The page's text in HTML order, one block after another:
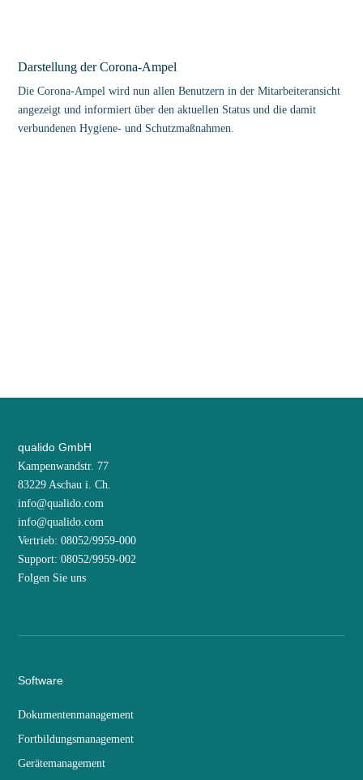
Darstellung der Corona-Ampel
Die Corona-Ampel wird nun allen Benutzern in der Mitarbeiteransicht
angezeigt und informiert über den aktuellen Status und die damit
verbundenen Hygiene- und Schutzmaßnahmen.
qualido GmbH
Kampenwandstr. 77
83229 Aschau i. Ch.
info@qualido.com
info@qualido.com
Vertrieb: 08052/9959-000
Support: 08052/9959-002
Folgen Sie uns
Software
Dokumentenmanagement
Fortbildungsmanagement
Gerätemanagement